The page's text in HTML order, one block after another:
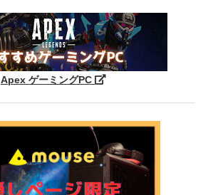
Apex ゲーミングPC